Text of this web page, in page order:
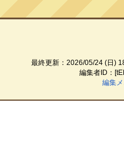
最終更新：2026/05/24 (日)
編集者ID：
編集